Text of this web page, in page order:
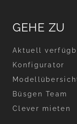
GEHE ZU
Aktuell
Konfigurator
Büsgen Team
Clever mieten